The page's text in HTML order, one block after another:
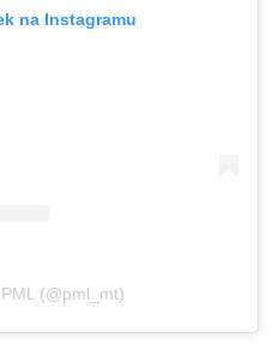
na Instagramu
(@pml_mt)